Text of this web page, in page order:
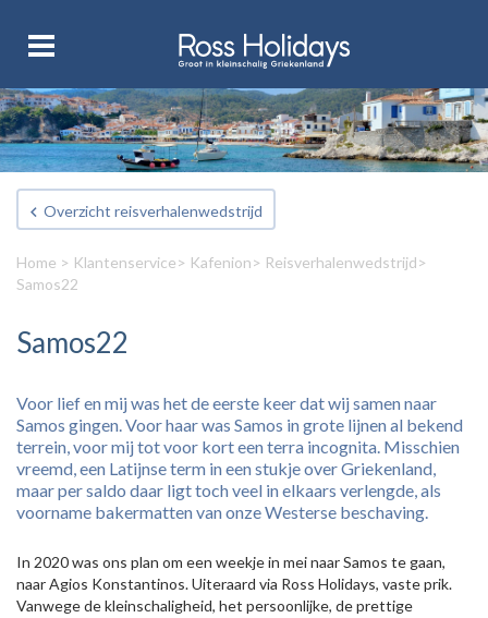
Overzicht reisverhalenwedstrijd
Home > Klantenservice> Kafenion> Reisverhalenwedstrijd>
Samos22
Samos22
Voor lief en mij was het de eerste keer dat wij samen naar
Samos gingen. Voor haar was Samos in grote lijnen al bekend
terrein, voor mij tot voor kort een terra incognita. Misschien
vreemd, een Latijnse term in een stukje over Griekenland,
maar per saldo daar ligt toch veel in elkaars verlengde, als
voorname bakermatten van onze Westerse beschaving.
In 2020 was ons plan om een weekje in mei naar Samos te gaan,
naar Agios Konstantinos. Uiteraard via Ross Holidays, vaste prik.
Vanwege de kleinschaligheid, het persoonlijke, de prettige